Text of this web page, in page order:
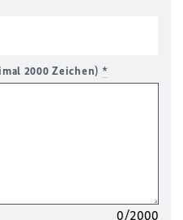
2000 Zeichen) *
0/2000